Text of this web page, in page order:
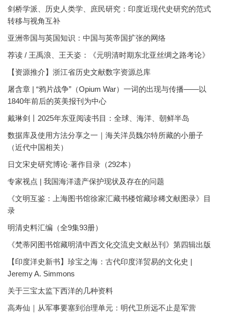
剑桥学派、历史人类学、庶民研究：印度近现代史研究的范式
转移与视角互补
亚洲帝国与英国知识：中国与英帝国扩张的网络
荐读 / 王禹浪、王天姿：《元明清时期东北亚丝绸之路考论》
【资源推介】浙江省历史文献数字资源总库
屠含章 | “鸦片战争”（Opium War）一词的出现与传播——以
1840年前后的英美报刊为中心
戴琳剑丨2025年东亚阅读书目：全球、海洋、朝鲜半岛
数据库及使用方法分享之一｜海关洋员魏尔特所藏的小册子
（近代中国相关）
日文宋史研究博论·著作目录（292本）
专家视点 | 我国海洋遗产保护现状及存在的问题
《文明互鉴：上海图书馆徐家汇藏书楼馆藏珍稀文献图录》目
录
明清史料汇编（全9集93册）
《梵蒂冈图书馆藏明清中西文化交流史文献丛刊》第四辑出版
【印度洋史新书】珍宝之海：古代印度洋贸易的文化史 |
Jeremy A. Simmons
关于三宝太监下西洋的几种资料
高寿仙｜从军事要塞到治理单元：明代卫所远不止是军营